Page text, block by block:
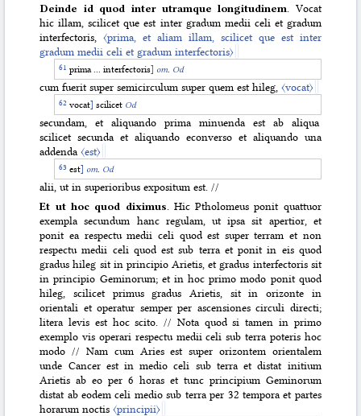
Deinde id quod inter utramque longitudinem . Vocat
hic illam, scilicet que est inter gradum medii celi et gradum
interfectoris,〈prima, et aliam illam, scilicet que est inter
gradum medii celi et gradum interfectoris〉
prima ... interfectoris] om. Od
cum fuerit super semicirculum super quem est hileg,〈vocat〉
vocat] scilicet Od
secundam, et aliquando prima minuenda est ab aliqua
scilicet secunda et aliquando econverso et aliquando una
addenda〈est〉
est] om. Od
alii, ut in superioribus expositum est. //
Et ut hoc quod diximus . Hic Ptholomeus ponit quattuor
exempla secundum hanc regulam, ut ipsa sit apertior, et
ponit ea respectu medii celi quod est super terram et non
respectu medii celi quod est sub terra et ponit in eis quod
gradus hileg sit in principio Arietis, et gradus interfectoris sit
in principio Geminorum; et in hoc primo modo ponit quod
hileg, scilicet primus gradus Arietis, sit in orizonte in
orientali et operatur semper per ascensiones circuli directi;
litera levis est hoc scito. // Nota quod si tamen in primo
exemplo vis operari respectu medii celi sub terra poteris hoc
modo // Nam cum Aries est super orizontem orientalem
unde Cancer est in medio celi sub terra et distat initium
Arietis ab eo per 6 horas et tunc principium Geminorum
distat ab eodem celi medio sub terra per 32 tempora et partes
horarum noctis〈principii〉